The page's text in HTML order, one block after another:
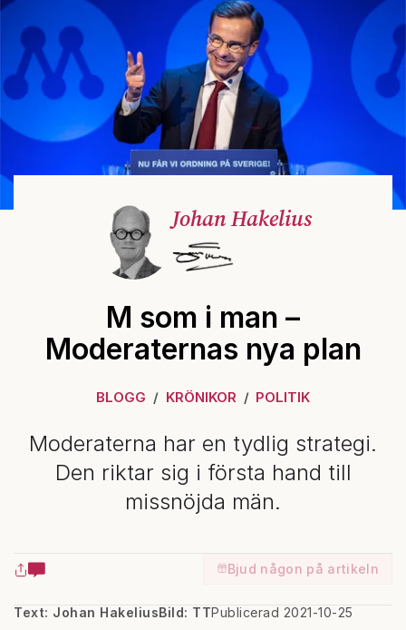
Johan Hakelius
M som i man –
Moderaternas nya plan
BLOGG KRÖNIKOR POLITIK
Moderaterna har en tydlig strategi.
Den riktar sig i första hand till
missnöjda män.
Bjud någon på artikeln
Text: Johan Hakelius Publicerad 2021-10-25
Bild: TT